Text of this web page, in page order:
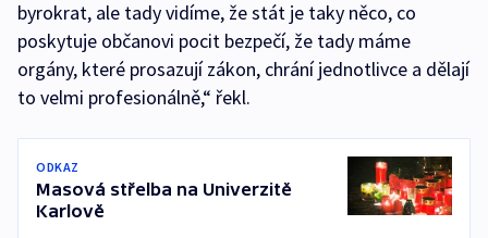
byrokrat, ale tady vidíme, že stát je taky něco, co
poskytuje občanovi pocit bezpečí, že tady máme
orgány, které prosazují zákon, chrání jednotlivce a dělají
to velmi profesionálně,“ řekl.
ODKAZ
Masová střelba na Univerzitě
Karlově